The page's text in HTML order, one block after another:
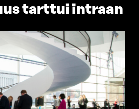
tarttui intraan